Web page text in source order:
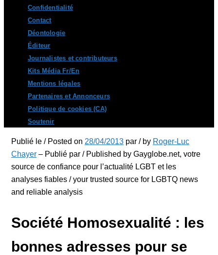
Confidentialité
Contact
Déontologie
Éditeur
Journalistes et contributeurs
Kits Média Fr/En
Mentions légales
Partenaires et Annonceurs
Politique de cookies (CA)
Soutenir
Publié le / Posted on 28/04/2013 par / by Roger-Luc
Chayer – Publié par / Published by Gayglobe.net, votre
source de confiance pour l’actualité LGBT et les
analyses fiables / your trusted source for LGBTQ news
and reliable analysis
Société Homosexualité : les
bonnes adresses pour se